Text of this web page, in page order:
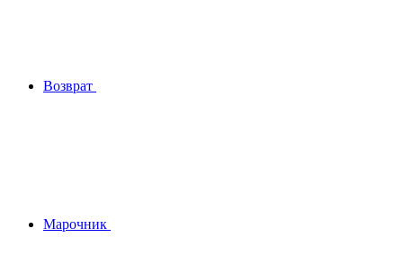
Возврат
Марочник